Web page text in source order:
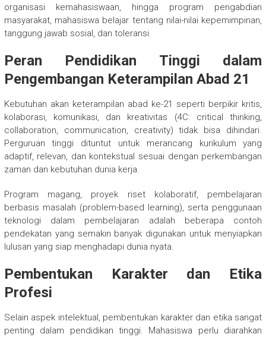
organisasi kemahasiswaan, hingga program pengabdian
masyarakat, mahasiswa belajar tentang nilai-nilai kepemimpinan,
tanggung jawab sosial, dan toleransi.
Peran Pendidikan Tinggi dalam
Pengembangan Keterampilan Abad 21
Kebutuhan akan keterampilan abad ke-21 seperti berpikir kritis,
kolaborasi, komunikasi, dan kreativitas (4C: critical thinking,
collaboration, communication, creativity) tidak bisa dihindari.
Perguruan tinggi dituntut untuk merancang kurikulum yang
adaptif, relevan, dan kontekstual sesuai dengan perkembangan
zaman dan kebutuhan dunia kerja.
Program magang, proyek riset kolaboratif, pembelajaran
berbasis masalah (problem-based learning), serta penggunaan
teknologi dalam pembelajaran adalah beberapa contoh
pendekatan yang semakin banyak digunakan untuk menyiapkan
lulusan yang siap menghadapi dunia nyata.
Pembentukan Karakter dan Etika
Profesi
Selain aspek intelektual, pembentukan karakter dan etika sangat
penting dalam pendidikan tinggi. Mahasiswa perlu diarahkan